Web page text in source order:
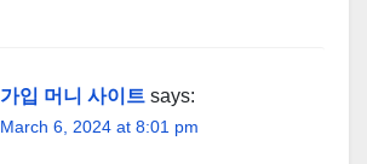
가입 머니 사이트 says:
March 6, 2024 at 8:01 pm